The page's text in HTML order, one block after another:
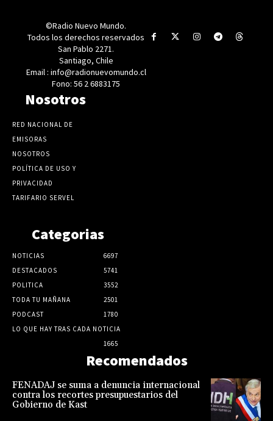
©Radio Nuevo Mundo.
Todos los derechos reservados
San Pablo 2271.
Santiago, Chile
Email : info@radionuevomundo.cl
Fono: 56 2 6883175
Nosotros
RED NACIONAL DE
EMISORAS
NOSOTROS
POLÍTICA DE USO Y
PRIVACIDAD
TARIFARIO SERVEL
Categorias
NOTICIAS
6697
DESTACADOS
5741
POLITICA
3552
TODA TU MAÑANA
2501
PODCAST
1780
LO QUE HAY TRAS CADA NOTICIA
1665
Recomendados
FENADAJ se suma a denuncia internacional
contra los recortes presupuestarios del
Gobierno de Kast